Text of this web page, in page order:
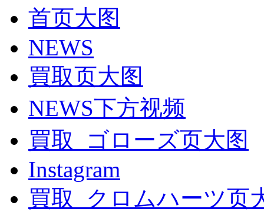
首页大图
NEWS
買取页大图
NEWS下方视频
買取_ゴローズ页大图
Instagram
買取_クロムハーツ页